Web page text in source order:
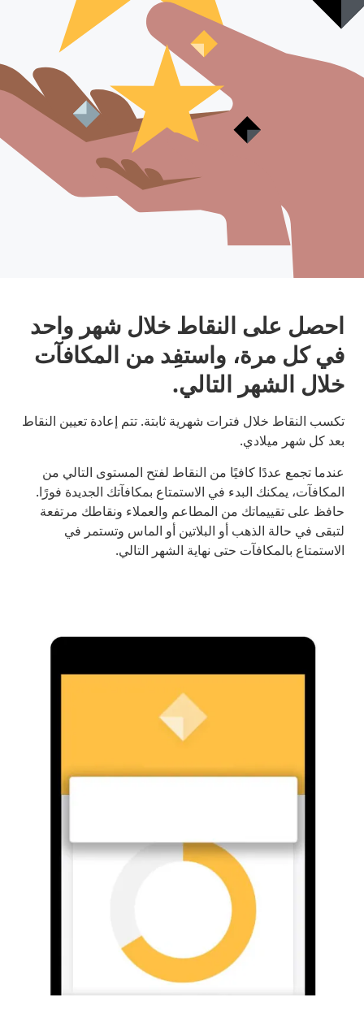
احصل على النقاط خلال شهر واحد
في كل مرة، واستفِد من المكافآت
خلال الشهر التالي.
تكسب النقاط خلال فترات شهرية ثابتة. تتم إعادة تعيين النقاط
بعد كل شهر ميلادي.
عندما تجمع عددًا كافيًا من النقاط لفتح المستوى التالي من
المكافآت، يمكنك البدء في الاستمتاع بمكافآتك الجديدة فورًا.
حافظ على تقييماتك من المطاعم والعملاء ونقاطك مرتفعة
لتبقى في حالة الذهب أو البلاتين أو الماس وتستمر في
الاستمتاع بالمكافآت حتى نهاية الشهر التالي.